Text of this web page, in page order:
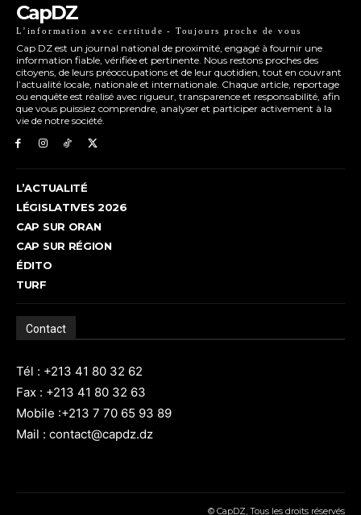
CapDZ
L’information avec certitude - Toujours proche de vous
Cap DZ est un journal national de proximité, engagé à fournir une
information fiable, vérifiée et pertinente. Nous restons proches des
citoyens, de leurs préoccupations et de leur quotidien, tout en couvrant
l’actualité locale, nationale et internationale. Chaque article, reportage
ou enquête est réalisé avec rigueur, transparence et responsabilité, afin
que vous puissiez comprendre, analyser et participer activement à la
vie de notre société.
L’ACTUALITÉ
LÉGISLATIVES 2026
CAP SUR ORAN
CAP SUR RÉGION
ÉDITO
TURF
Contact
Tél : +213 41 80 32 62
Fax : +213 41 80 32 63
Mobile :+213 7 70 65 93 89
Mail : contact@capdz.dz
© CapDZ, Tous les droits réservés